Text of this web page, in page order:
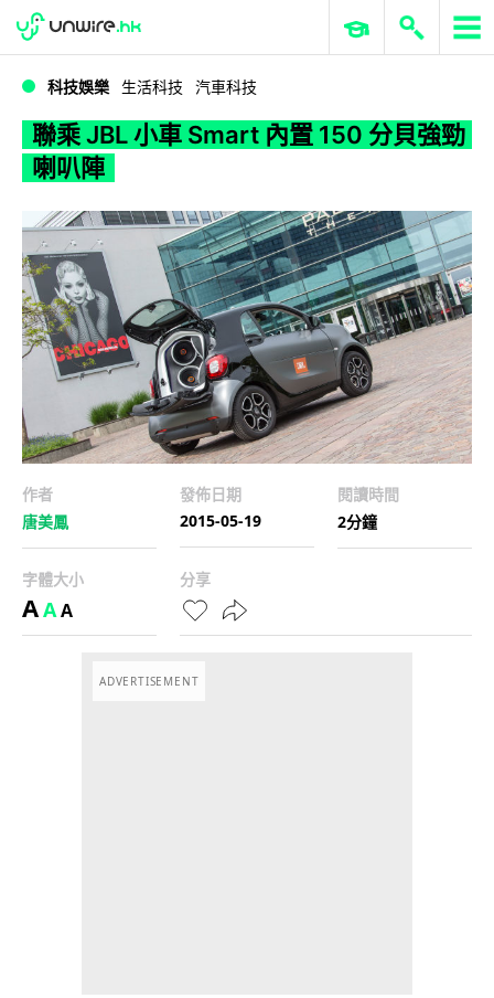
WWDC 2026 ERP 與商業 AI
科技娛樂 生活科技 汽車科技
聯乘 JBL 小車 Smart 內置 150 分貝強勁
喇叭陣
作者
唐美鳳
發佈日期
2015-05-19
閱讀時間
2分鐘
字體大小
AAA
分享
ADVERTISEMENT